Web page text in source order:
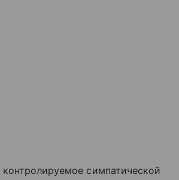
симпатической